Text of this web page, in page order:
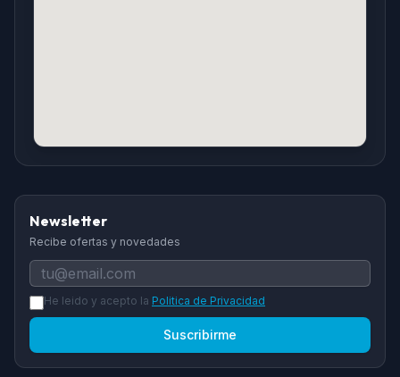
Newsletter
Recibe ofertas y novedades
He leido y acepto la Politica de Privacidad
Suscribirme